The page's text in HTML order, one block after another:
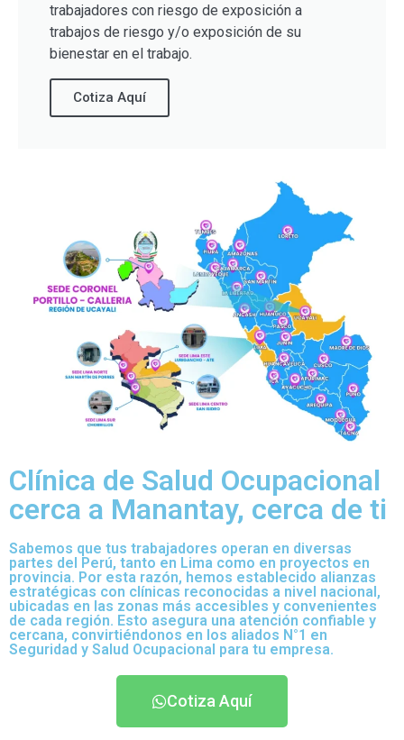
trabajadores con riesgo de exposición a
trabajos de riesgo y/o exposición de su
bienestar en el trabajo.
Cotiza Aquí
Clínica de Salud Ocupacional
cerca a Manantay, cerca de ti
Sabemos que tus trabajadores operan en diversas
partes del Perú, tanto en Lima como en proyectos en
provincia. Por esta razón, hemos establecido alianzas
estratégicas con clínicas reconocidas a nivel nacional,
ubicadas en las zonas más accesibles y convenientes
de cada región. Esto asegura una atención confiable y
cercana, convirtiéndonos en los aliados N°1 en
Seguridad y Salud Ocupacional para tu empresa.
Cotiza Aquí